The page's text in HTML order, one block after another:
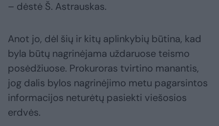
– dėstė Š. Astrauskas.
Anot jo, dėl šių ir kitų aplinkybių būtina, kad
byla būtų nagrinėjama uždaruose teismo
posėdžiuose. Prokuroras tvirtino manantis,
jog dalis bylos nagrinėjimo metu pagarsintos
informacijos neturėtų pasiekti viešosios
erdvės.